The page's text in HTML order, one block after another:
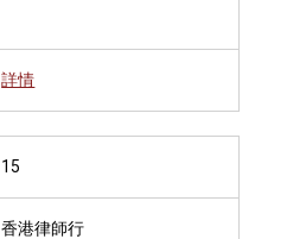
詳情
15
香港律師行